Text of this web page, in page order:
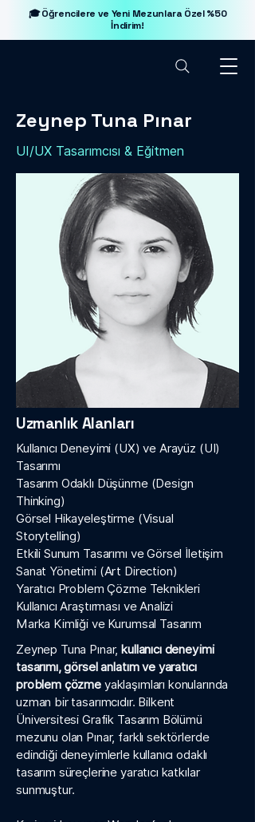
🎓 Öğrencilere ve Yeni Mezunlara Özel %50
İndirim!
Zeynep Tuna Pınar
UI/UX Tasarımcısı & Eğitmen
Uzmanlık Alanları
Kullanıcı Deneyimi (UX) ve Arayüz (UI)
Tasarımı
Tasarım Odaklı Düşünme (Design
Thinking)
Görsel Hikayeleştirme (Visual
Storytelling)
Etkili Sunum Tasarımı ve Görsel İletişim
Sanat Yönetimi (Art Direction)
Yaratıcı Problem Çözme Teknikleri
Kullanıcı Araştırması ve Analizi
Marka Kimliği ve Kurumsal Tasarım
Zeynep Tuna Pınar,kullanıcı deneyimi
tasarımı, görsel anlatım ve yaratıcı
problem çözme yaklaşımları konularında
uzman bir tasarımcıdır. Bilkent
Üniversitesi Grafik Tasarım Bölümü
mezunu olan Pınar, farklı sektörlerde
edindiği deneyimlerle kullanıcı odaklı
tasarım süreçlerine yaratıcı katkılar
sunmuştur.